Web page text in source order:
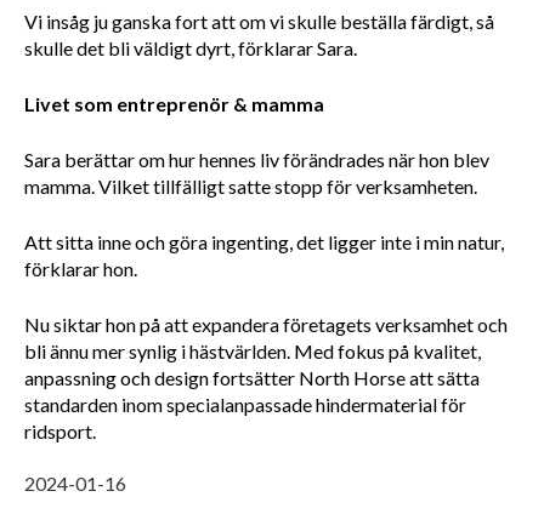
Vi insåg ju ganska fort att om vi skulle beställa färdigt, så
skulle det bli väldigt dyrt, förklarar Sara.
Livet som entreprenör & mamma
Sara berättar om hur hennes liv förändrades när hon blev
mamma. Vilket tillfälligt satte stopp för verksamheten.
Att sitta inne och göra ingenting, det ligger inte i min natur,
förklarar hon.
Nu siktar hon på att expandera företagets verksamhet och
bli ännu mer synlig i hästvärlden. Med fokus på kvalitet,
anpassning och design fortsätter North Horse att sätta
standarden inom specialanpassade hindermaterial för
ridsport.
2024-01-16